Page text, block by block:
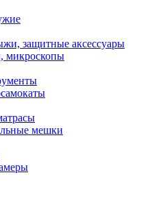
защитные аксессуары
микроскопы
мешки